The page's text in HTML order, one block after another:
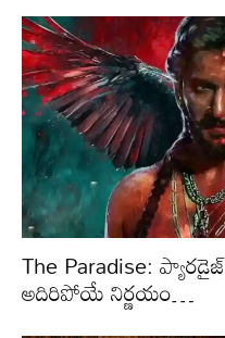
The Paradise:
అదిరిపోయే నిర్ణయం…